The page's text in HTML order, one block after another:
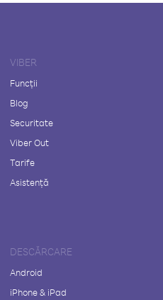
VIBER
Funcții
Blog
Securitate
Viber Out
Tarife
Asistență
DESCĂRCARE
Android
iPhone & iPad